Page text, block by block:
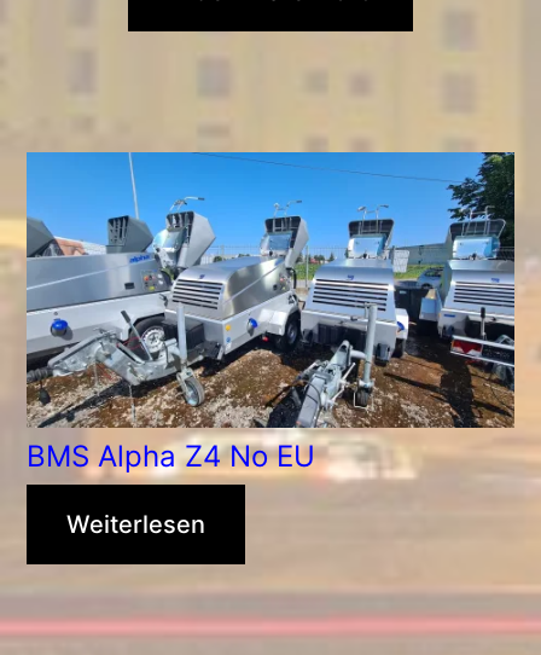
BMS Alpha Z4 No EU
Weiterlesen